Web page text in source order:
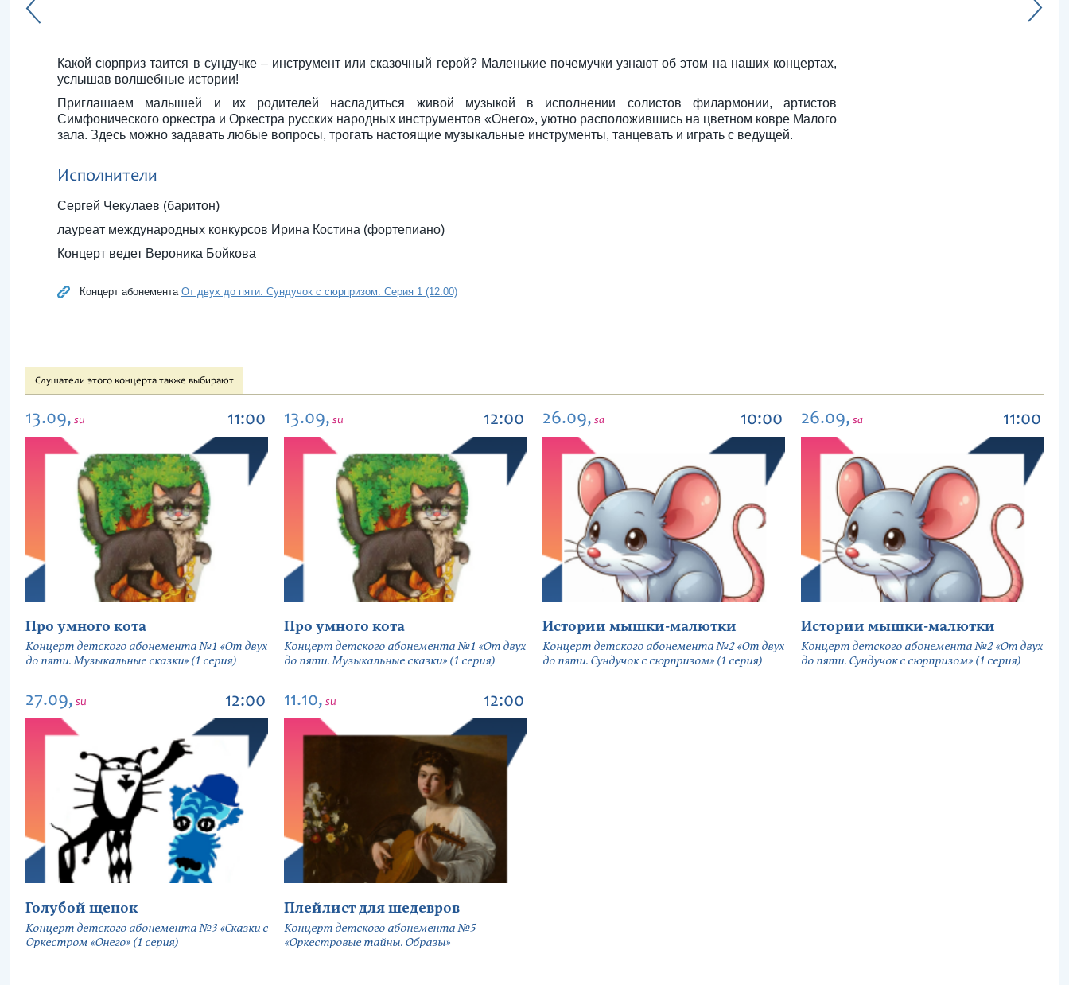
Какой сюрприз таится в сундучке – инструмент или сказочный герой? Маленькие почемучки узнают об этом на наших концертах,
услышав волшебные истории!
Приглашаем малышей и их родителей насладиться живой музыкой в исполнении солистов филармонии, артистов
Симфонического оркестра и Оркестра русских народных инструментов «Онего», уютно расположившись на цветном ковре Малого
зала. Здесь можно задавать любые вопросы, трогать настоящие музыкальные инструменты, танцевать и играть с ведущей.
Исполнители
Сергей Чекулаев (баритон)
лауреат международных конкурсов Ирина Костина (фортепиано)
Концерт ведет Вероника Бойкова
Концерт абонемента От двух до пяти. Сундучок с сюрпризом. Серия 1 (12.00)
Слушатели этого концерта также выбирают
13.09, su 11:00
Про умного кота
Концерт детского абонемента №1 «От двух
до пяти. Музыкальные сказки» (1 серия)
13.09, su 12:00
Про умного кота
Концерт детского абонемента №1 «От двух
до пяти. Музыкальные сказки» (1 серия)
26.09, sa 10:00
Истории мышки-малютки
Концерт детского абонемента №2 «От двух
до пяти. Сундучок с сюрпризом» (1 серия)
26.09, sa 11:00
Истории мышки-малютки
Концерт детского абонемента №2 «От двух
до пяти. Сундучок с сюрпризом» (1 серия)
27.09, su 12:00
Голубой щенок
Концерт детского абонемента №3 «Сказки с
Оркестром «Онего» (1 серия)
11.10, su 12:00
Плейлист для шедевров
Концерт детского абонемента №5
«Оркестровые тайны. Образы»